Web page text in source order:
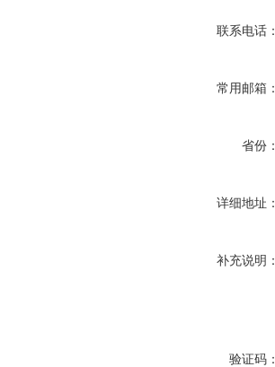
联系电话：
常用邮箱：
省份：
详细地址：
补充说明：
验证码：